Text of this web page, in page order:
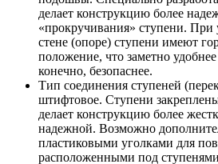
делает конструкцию более
«прокручивания» ступени. При
стене (опоре) ступени имеют
положение, что заметно
конечно, безопаснее.
Тип соединения ступеней
штифтовое. Ступени
делает конструкцию более
надежной. Возможно
пластиковыми уголками для
расположенными под